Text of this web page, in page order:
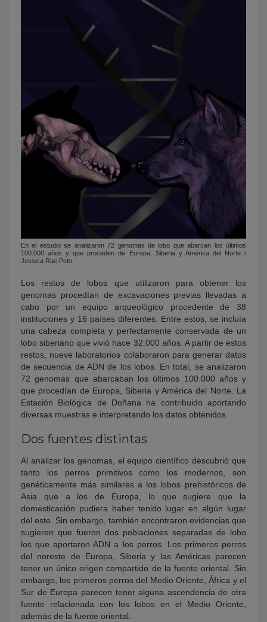
En el estudio se analizaron 72 genomas de lobo que abarcan los últimos
100.000 años y que proceden de Europa, Siberia y América del Norte /
Jessica Rae Peto.
Los restos de lobos que utilizaron para obtener los
genomas procedían de excavaciones previas llevadas a
cabo por un equipo arqueológico procedente de 38
instituciones y 16 países diferentes. Entre estos, se incluía
una cabeza completa y perfectamente conservada de un
lobo siberiano que vivió hace 32.000 años. A partir de estos
restos, nueve laboratorios colaboraron para generar datos
de secuencia de ADN de los lobos. En total, se analizaron
72 genomas que abarcaban los últimos 100.000 años y
que procedían de Europa, Siberia y América del Norte. La
Estación Biológica de Doñana ha contribuido aportando
diversas muestras e interpretando los datos obtenidos.
Dos fuentes distintas
Al analizar los genomas, el equipo científico descubrió que
tanto los perros primitivos como los modernos, son
genéticamente más similares a los lobos prehistóricos de
Asia que a los de Europa, lo que sugiere que la
domesticación pudiera haber tenido lugar en algún lugar
del este. Sin embargo, también encontraron evidencias que
sugieren que fueron dos poblaciones separadas de lobo
los que aportaron ADN a los perros. Los primeros perros
del noreste de Europa, Siberia y las Américas parecen
tener un único origen compartido de la fuente oriental. Sin
embargo, los primeros perros del Medio Oriente, África y el
Sur de Europa parecen tener alguna ascendencia de otra
fuente relacionada con los lobos en el Medio Oriente,
además de la fuente oriental.